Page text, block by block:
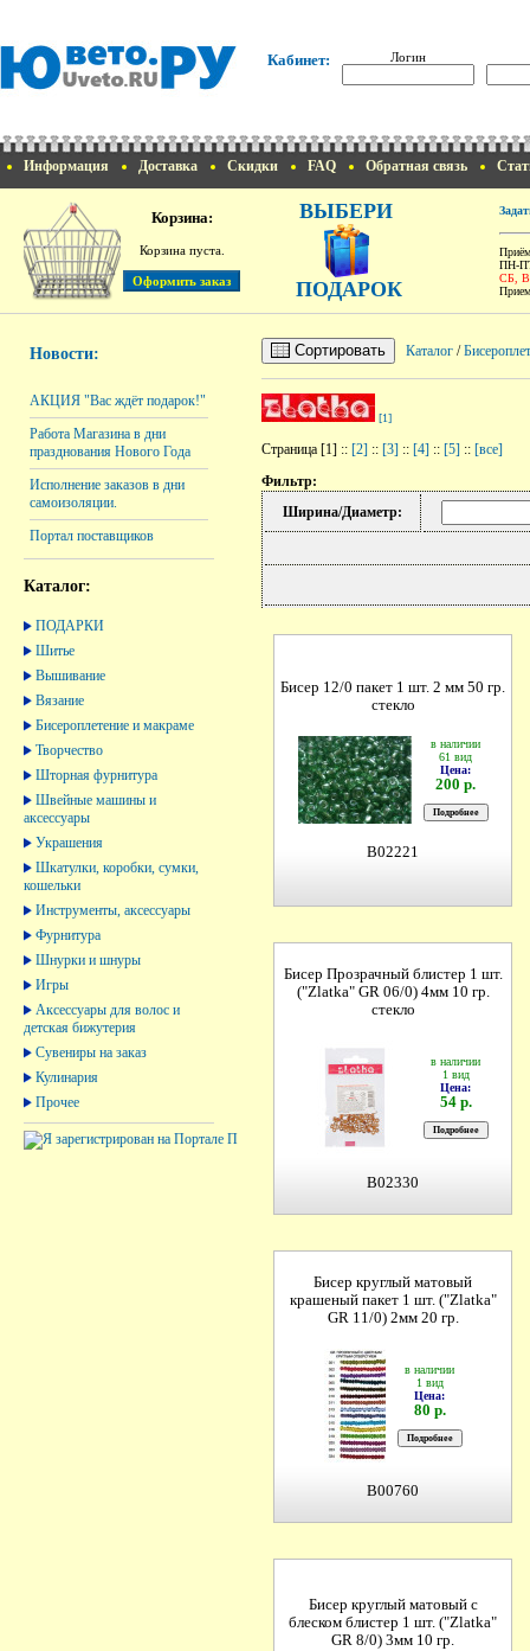
Кабинет: Логин
Информация Доставка Скидки FAQ Обратная связь
Корзина:
Корзина пуста.
ВЫБЕРИ
ПОДАРОК
ПН-
СБ,
Новости:
АКЦИЯ "Вас ждёт подарок!"
Работа Магазина в дни
празднования Нового Года
Исполнение заказов в дни
самоизоляции.
Портал поставщиков
Каталог:
ПОДАРКИ
Шитье
Вышивание
Вязание
Бисероплетение и макраме
Творчество
Шторная фурнитура
Швейные машины и
аксессуары
Украшения
Шкатулки, коробки, сумки,
кошельки
Инструменты, аксессуары
Фурнитура
Шнурки и шнуры
Игры
Аксессуары для волос и
детская бижутерия
Сувениры на заказ
Кулинария
Прочее
Сортировать Каталог /
[1]
Страница [1] :: [2] :: [3] :: [4] :: [5] :: [все]
Фильтр:
Ширина/Диаметр:
Бисер 12/0 пакет 1 шт. 2 мм 50 гр.
стекло
в наличии
61 вид
Цена:
200 р.
B02221
Бисер Прозрачный блистер 1 шт.
("Zlatka" GR 06/0) 4мм 10 гр.
стекло
в наличии
1 вид
Цена:
54 р.
B02330
Бисер круглый матовый
крашеный пакет 1 шт. ("Zlatka"
GR 11/0) 2мм 20 гр.
в наличии
1 вид
Цена:
80 р.
B00760
Бисер круглый матовый с
блеском блистер 1 шт. ("Zlatka"
GR 8/0) 3мм 10 гр.